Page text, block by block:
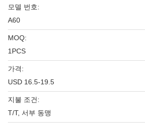
모델 번호:
A60
MOQ:
1PCS
가격:
USD 16.5-19.5
지불 조건:
T/T, 서부 동맹